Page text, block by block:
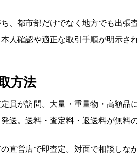
、都市部だけでなく地方でも出張
人確認や適正な取引手順が明示さ
方法
員が訪問。大量・重量物・高額品
送。送料・査定料・返送料が無料
直営店で即査定。対面で相談しな